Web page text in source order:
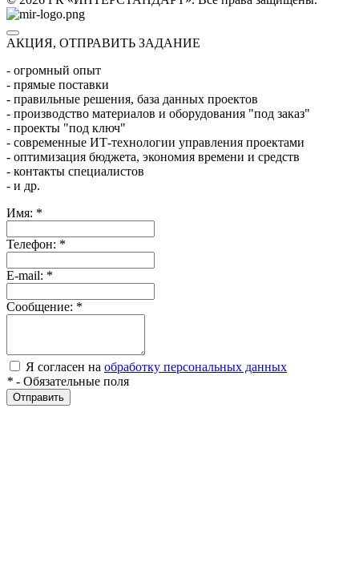
АКЦИЯ, ОТПРАВИТЬ ЗАДАНИЕ
- огромный опыт
- прямые поставки
- правильные решения, база данных проектов
- производство материалов и оборудования "под заказ"
- проекты "под ключ"
- современные ИТ-технологии управления проектами
- оптимизация бюджета, экономия времени и средств
- контакты специалистов
- и др.
Имя: *
Телефон: *
E-mail: *
Сообщение: *
Я согласен на обработку персональных данных
* - Обязательные поля
Отправить